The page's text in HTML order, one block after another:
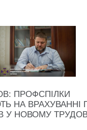
ПРОФСПІЛКИ
НА ВРАХУВАННІ
У НОВОМУ